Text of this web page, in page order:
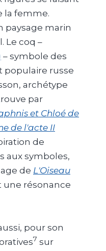
la femme.
paysage marin
Le coq –
– symbole des
populaire russe
archétype
par
et Chloé de
de l'acte II
de
aux symboles,
de L'Oiseau
une résonance
pour son
7 sur